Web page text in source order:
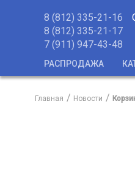
8 (812) 335-21-16
8 (812) 335-21-17
7 (911) 947-43-48
РАСПРОДАЖА
Главная Новости